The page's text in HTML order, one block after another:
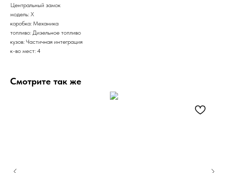
Центральный замок
модель: X
коробка: Механика
топливо: Дизельное топливо
кузов: Частичная интеграция
к-во мест: 4
Смотрите так же